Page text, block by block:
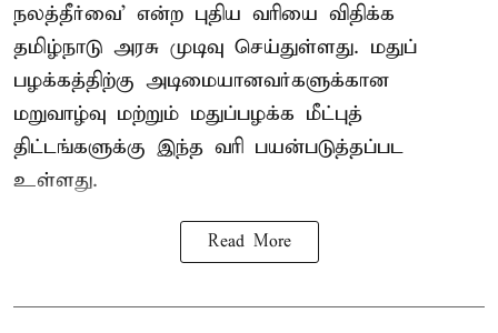
நலத்தீர்வை’ என்ற புதிய வரியை விதிக்க
தமிழ்நாடு அரசு முடிவு செய்துள்ளது. மதுப்
பழக்கத்திற்கு அடிமையானவர்களுக்கான
மறுவாழ்வு மற்றும் மதுப்பழக்க மீட்புத்
திட்டங்களுக்கு இந்த வரி பயன்படுத்தப்பட
உள்ளது.
Read More